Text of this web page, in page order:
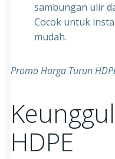
sambungan ulir
Cocok untuk
mudah.
Promo Harga Turun
HDPE